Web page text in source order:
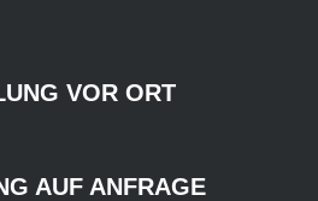
VOR ORT
AUF ANFRAGE